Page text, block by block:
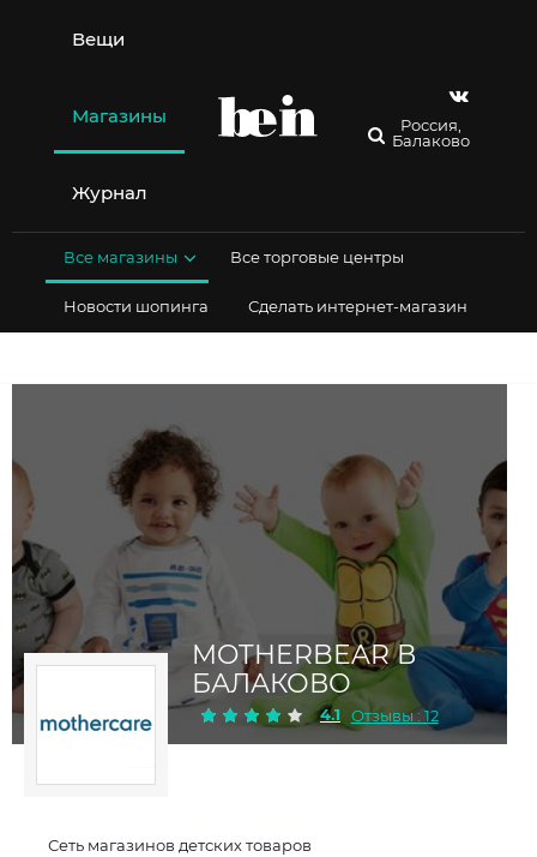
содержимому
Вещи
Магазины
Журнал
Россия,
Балаково
Все магазины Все торговые центры
Новости шопинга Сделать интернет-магазин
MOTHERBEAR В
БАЛАКОВО
4.1 Отзывы : 12
Сеть магазинов детских товаров